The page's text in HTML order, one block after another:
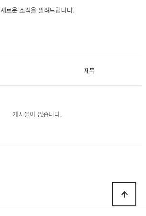
새로운 소식을 알려드립니다.
제목
게시물이 없습니다.